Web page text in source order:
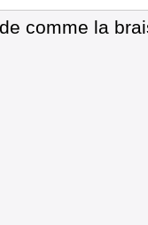
comme la